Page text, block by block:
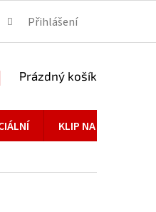
Přihlášení
NÁKUPNÍ
Prázdný košík
KLIP NA BRÝLE